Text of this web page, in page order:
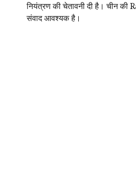
नियंत्रण की चेतावनी दी है। चीन
संवाद आवश्यक है।